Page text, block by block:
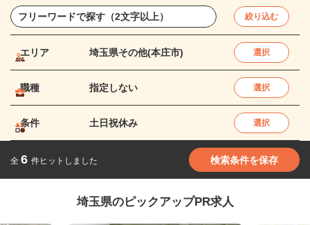
絞り込む
エリア 埼玉県その他(本庄市) 選択
職種 指定しない 選択
条件 土日祝休み 選択
全 6 件ヒットしました 検索条件を保存
埼玉県のピックアップPR求人